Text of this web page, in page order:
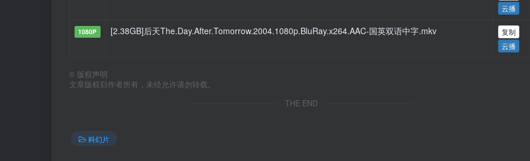
云播
1080P [2.38GB]后天The.Day.After.Tomorrow.2004.1080p.BluRay.x264.AAC-国英双语中字.mkv
复制
云播
© 版权声明
文章版权归作者所有，未经允许请勿转载。
THE END
科幻片